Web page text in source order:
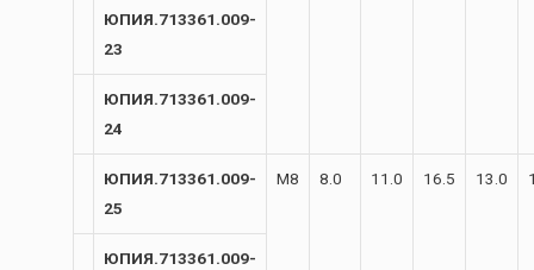
ЮПИЯ.713361.009-
23
ЮПИЯ.713361.009-
24
ЮПИЯ.713361.009-
25
М8 8.0 11.0 16.5 13.0
ЮПИЯ.713361.009-